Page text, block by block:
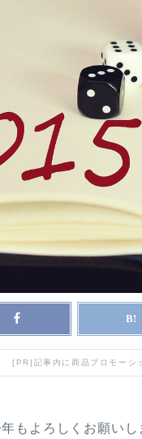
[PR]記事内に商品プロモーシ
もよろしくお願いし